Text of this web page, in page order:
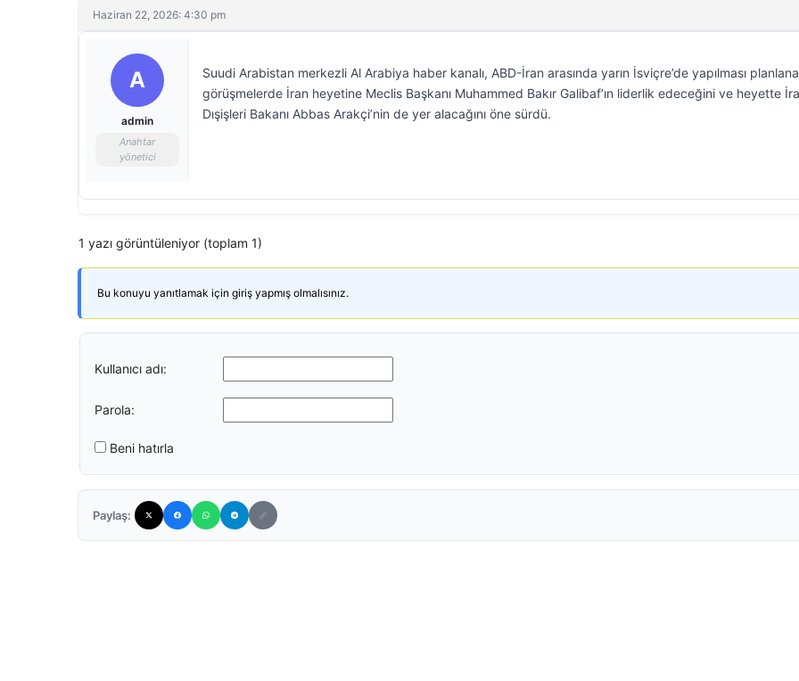
Haziran 22, 2026: 4:30 pm
A
admin
Anahtar
yönetici
Suudi Arabistan merkezli Al Arabiya haber kanalı, ABD-İran arasında yarın İsviçre’de yapılması
görüşmelerde İran heyetine Meclis Başkanı Muhammed Bakır Galibaf’ın liderlik edeceğini ve heyette
Dışişleri Bakanı Abbas Arakçi’nin de yer alacağını öne sürdü.
1 yazı görüntüleniyor (toplam 1)
Bu konuyu yanıtlamak için giriş yapmış olmalısınız.
Kullanıcı adı:
Parola:
Beni hatırla
Paylaş: